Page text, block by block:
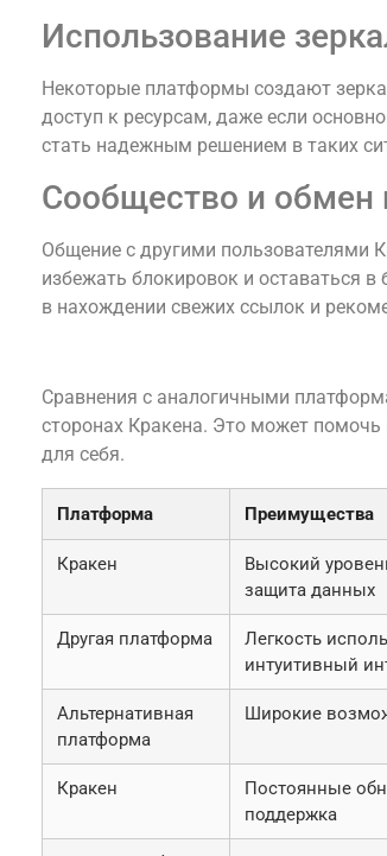
Использование
Некоторые платформы создают
доступ к ресурсам, даже если
стать надежным решением в таких
Сообщество и
Общение с другими пользователями
избежать блокировок и оставаться
в нахождении свежих ссылок и
Сравнения с аналогичными
сторонах Кракена. Это может
для себя.
Платформа Преимущества
Кракен
Высокий
защита данных
Другая платформа
Легкость
интуитивный
Альтернативная
платформа
Широкие
Кракен
Постоянные
поддержка